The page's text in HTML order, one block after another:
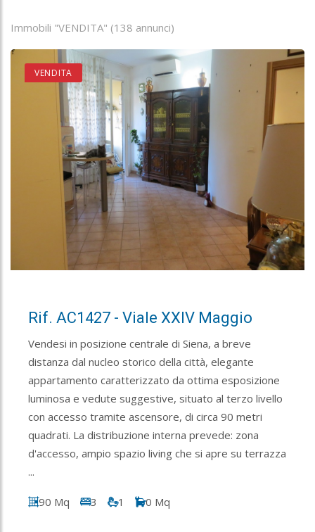
Immobili "VENDITA" (138 annunci)
VENDITA
Rif. AC1427 - Viale XXIV Maggio
Vendesi in posizione centrale di Siena, a breve
distanza dal nucleo storico della città, elegante
appartamento caratterizzato da ottima esposizione
luminosa e vedute suggestive, situato al terzo livello
con accesso tramite ascensore, di circa 90 metri
quadrati. La distribuzione interna prevede: zona
d'accesso, ampio spazio living che si apre su terrazza
...
90 Mq 3 1 0 Mq